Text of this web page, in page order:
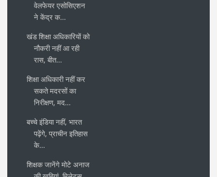
वेलफेयर एसोसिएशन
ने केंद्र क...
खंड शिक्षा अधिकारियों को
नौकरी नहीं आ रही
रास, बीत...
शिक्षा अधिकारी नहीं कर
सकते मदरसों का
निरीक्षण, मद...
बच्चे इंडिया नहीं, भारत
पढ़ेंगे, प्राचीन इतिहास
के...
शिक्षक जानेंगे मोटे अनाज